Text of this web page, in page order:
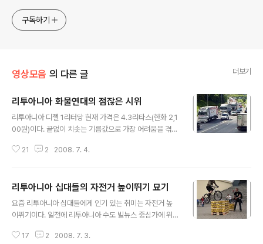
구독하기
영상모음 의 다른 글 더보기
리투아니아 화물연대의 점잖은 시위
리투아니아 디젤 1리터당 현재 가격은 4.3리타스(한화 2,1
00원)이다. 끝없이 치솟는 기름값으로 가장 어려움을 겪는
인상에 반대하고 정부의 적극 대책을 촉구하면서 화물연대
을 촉구하기로 했다. 이들은 시민들에게 시간과 거리를 미
리 알려주면서 시민들에게 양해를 구했다. 지난 7월 2일
오전 9시에서 12시까지 수백 대의 화물트럭이 저속으로
의 이날 점잖은 시위가 이대로 그칠 지 아니면 또 다른 격렬
21 2 2008. 7. 4.
리투아니아 십대들의 자전거 높이뛰기 묘기
요즘 리투아니아 십대들에게 인기 있는 취미는 자전거 높
이뛰기이다. 일전에 리투아니아 수도 빌뉴스 중심가에 위
카메라에 담아보았다. 실패하고 또 실패해도 계속 도전해
17 2 2008. 7. 3.